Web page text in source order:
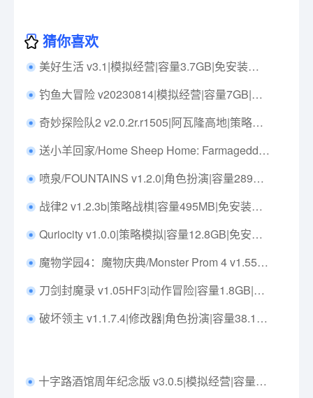
猜你喜欢
美好生活 v3.1|模拟经营|容量3.7GB|免安装绿色中文版|支持键盘.鼠标.手柄
钓鱼大冒险 v20230814|模拟经营|容量7GB|免安装绿色中文版|支持键盘.鼠标
奇妙探险队2 v2.0.2r.r1505|阿瓦隆高地|策略模拟|容量3.7GB|免安装绿色中文版|支持键盘.鼠标.手柄
送小羊回家/Home Sheep Home: Farmageddon Party Edition Build.17122260|动作冒险|容量596MB|免安装绿色中文版|支持键盘.鼠标.手柄
喷泉/FOUNTAINS v1.2.0|角色扮演|容量289MB|免安装绿色中文版|支持键盘.鼠标.手柄
战律2 v1.2.3b|策略战棋|容量495MB|免安装绿色中文版|支持键盘.鼠标
Quriocity v1.0.0|策略模拟|容量12.8GB|免安装绿色中文版|支持键盘.鼠标.手柄
魔物学园4：魔物庆典/Monster Prom 4 v1.55|角色扮演|容量2.3GB|免安装绿色中文版|支持键盘.鼠标.手柄
刀剑封魔录 v1.05HF3|动作冒险|容量1.8GB|免安装绿色中文版|支持键盘.鼠标
破坏领主 v1.1.7.4|修改器|角色扮演|容量38.1GB|免安装绿色中文版|支持键盘.鼠标.手柄
十字路酒馆周年纪念版 v3.0.5|模拟经营|容量7.7GB|中文免安装|支持键盘.鼠标